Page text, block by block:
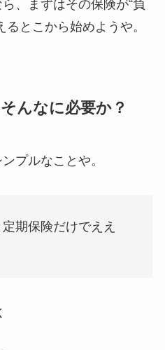
とこから始めようや。
んなに必要か？
プルなことや。
期保険だけでええ